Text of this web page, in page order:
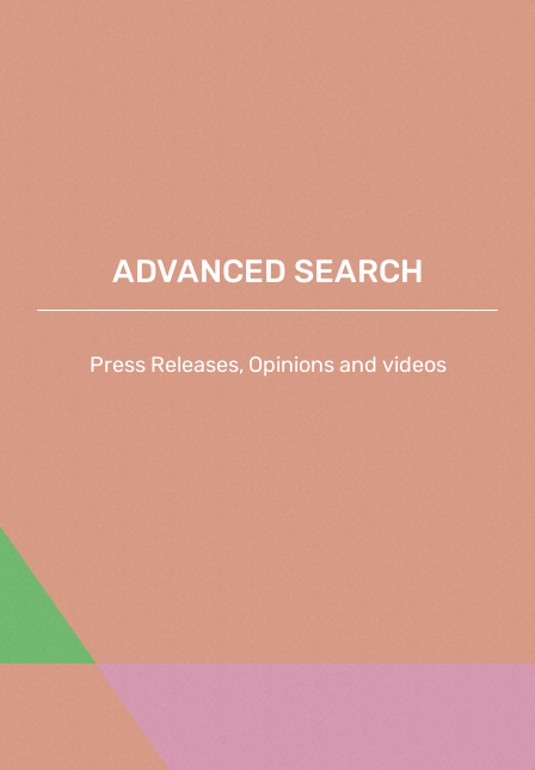
ADVANCED SEARCH
Press Releases, Opinions and videos